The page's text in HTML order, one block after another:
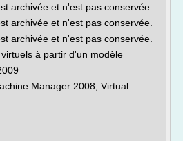
archivée et n'est pas conservée.
archivée et n'est pas conservée.
archivée et n'est pas conservée.
à partir d'un modèle
Manager 2008, Virtual